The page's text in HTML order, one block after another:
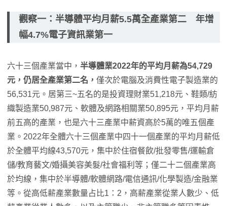
觀察一：半導體平均月薪5.5萬全產業第二 年增
幅4.7%電子資訊業第一
六十三個產業當中， 半導體業2022年的平均月薪為54,729
元，仍居全產業第二名， 僅次於電腦及消費性電子製造業的
56,531元。居第三~五名的是投資理財業51,218元、鞋類/紡
織製造業50,987元、軟體及網路相關業50,895元，平均月薪
前五高的產業，也是六十三產業中薪資高於5萬的唯五個產
業。2022年全體六十三個產業中四十一個產業的平均月薪低
於全體平均線43,570元，集中於住宿餐飲/批發零售/運輸倉
儲/教育藝文/婚攝美容美髮/社會福利等；僅二十二個產業高
於均線，集中於半導體/軟體網路/電信通訊/化學製造/金融業
等。從高低薪產業數量占比1：2，高薪產業從業人數少、低